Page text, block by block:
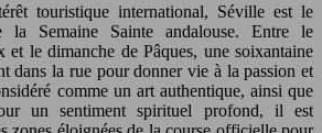
touristique international, Séville est le
la Semaine Sainte andalouse. Entre le
et le dimanche de Pâques, une soixantaine
dans la rue pour donner vie à la passion et
comme un art authentique, ainsi que
un sentiment spirituel profond, il est